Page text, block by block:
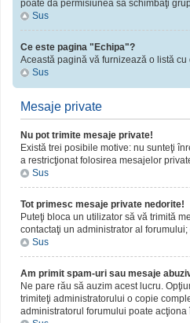
poate da permisiunea să schimbaţi
Sus
Ce este pagina "Echipa"?
Această pagină vă furnizează o listă
Sus
Mesaje private
Nu pot trimite mesaje private!
Există trei posibile motive: nu sunteţi
a restricţionat folosirea mesajelor
Sus
Tot primesc mesaje private nedorite!
Puteţi bloca un utilizator să vă trimită
contactaţi un administrator al
Sus
Am primit spam-uri sau mesaje
Ne pare rău să auzim acest lucru.
trimiteţi administratorului o copie
administratorul forumului poate acţiona